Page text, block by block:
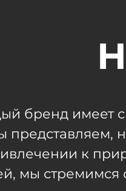
бренд имеет
представляем,
к
мы стремимся